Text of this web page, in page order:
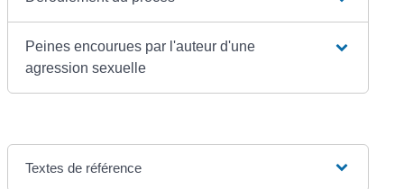
Peines encourues par l'auteur d'une
agression sexuelle
Textes de référence